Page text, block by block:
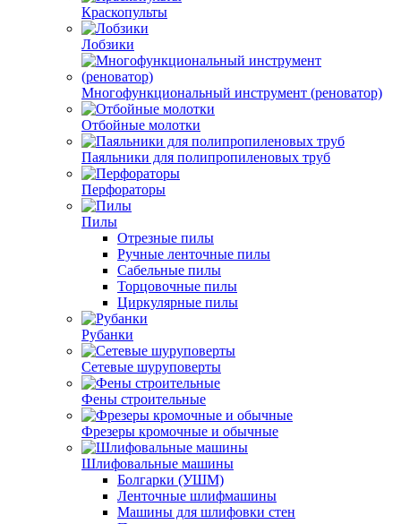
Краскопульты
Лобзики
Многофункциональный инструмент (реноватор)
Отбойные молотки
Паяльники для полипропиленовых труб
Перфораторы
Пилы
Отрезные пилы
Ручные ленточные пилы
Сабельные пилы
Торцовочные пилы
Циркулярные пилы
Рубанки
Сетевые шуруповерты
Фены строительные
Фрезеры кромочные и обычные
Шлифовальные машины
Болгарки (УШМ)
Ленточные шлифмашины
Машины для шлифовки стен